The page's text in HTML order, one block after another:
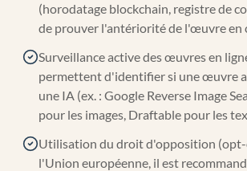
(horodatage blockchain, registre de
de prouver l'antériorité de l'œuvre en
Surveillance active des œuvres en
permettent d'identifier si une œuvre
une IA (ex. : Google Reverse Image
pour les images, Draftable pour les
Utilisation du droit d'opposition
l'Union européenne, il est